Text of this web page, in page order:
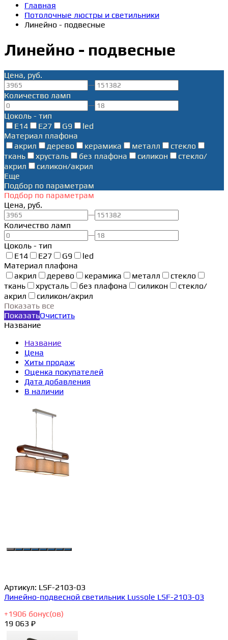
Главная
Потолочные люстры и светильники
Линейно - подвесные
Линейно - подвесные
Цена, руб.
—
Количество ламп
—
Цоколь - тип
E14
E27 G9
led
Материал плафона
акрил
дерево керамика металл
стекло
ткань
хрусталь без плафона силикон
стекло/
акрил
силикон/акрил
Еще
Подбор по параметрам
Подбор по параметрам
Цена, руб.
—
Количество ламп
—
Цоколь - тип
E14
E27 G9
led
Материал плафона
акрил
дерево керамика металл
стекло
ткань
хрусталь без плафона силикон
стекло/
акрил
силикон/акрил
Показать все
ПоказатьОчистить
Название
Название
Цена
Хиты продаж
Оценка покупателей
Дата добавления
В наличии
Артикул: LSF-2103-03
Линейно-подвесной светильник Lussole LSF-2103-03
+1906 бонус(ов)
19 063 ₽